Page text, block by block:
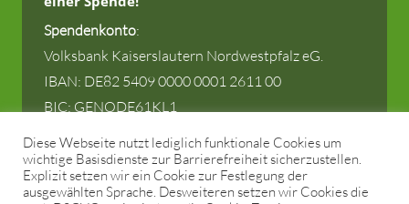
Spendenkonto:
Volksbank Kaiserslautern Nordwestpfalz eG.
IBAN: DE82 5409 0000 0001 2611 00
BIC: GENODE61KL1
Diese Webseite nutzt lediglich funktionale Cookies um
wichtige Basisdienste zur Barrierefreiheit sicherzustellen.
Explizit setzen wir ein Cookie zur Festlegung der
ausgewählten Sprache. Desweiteren setzen wir Cookies die